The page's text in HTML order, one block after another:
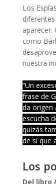
Los
aparecer.
como
nuestra
“Un
frase de
da origen
escucha
quizás
de sí que
Los
Del libro